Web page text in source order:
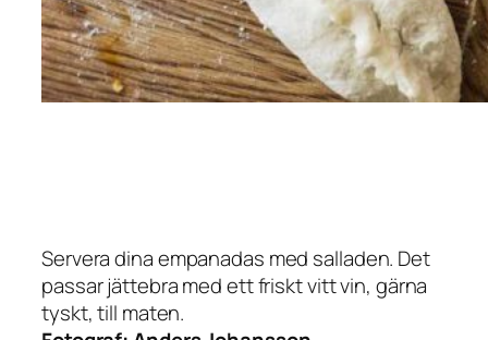
Servera dina empanadas med salladen. Det
passar jättebra med ett friskt vitt vin, gärna
tyskt, till maten.